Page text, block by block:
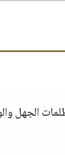
الجهل